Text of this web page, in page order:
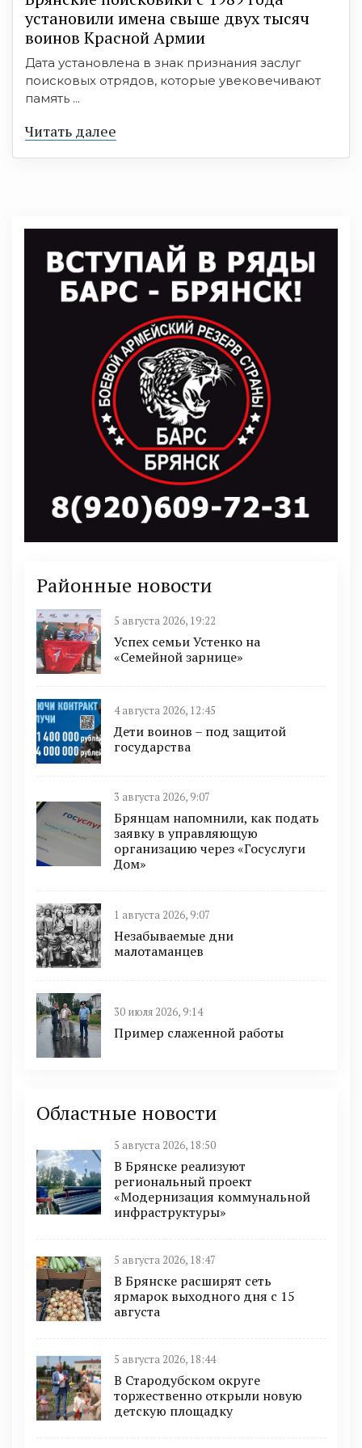
установили имена свыше двух тысяч
воинов Красной Армии
Дата установлена в знак признания заслуг
поисковых отрядов, которые увековечивают
память ...
Читать далее
Районные новости
5 августа 2026, 19:22
Успех семьи Устенко на
«Семейной зарнице»
4 августа 2026, 12:45
Дети воинов – под защитой
государства
3 августа 2026, 9:07
Брянцам напомнили, как подать
заявку в управляющую
организацию через «Госуслуги
Дом»
1 августа 2026, 9:07
Незабываемые дни
малотаманцев
30 июля 2026, 9:14
Пример слаженной работы
Областные новости
5 августа 2026, 18:50
В Брянске реализуют
региональный проект
«Модернизация коммунальной
инфраструктуры»
5 августа 2026, 18:47
В Брянске расширят сеть
ярмарок выходного дня с 15
августа
5 августа 2026, 18:44
В Стародубском округе
торжественно открыли новую
детскую площадку